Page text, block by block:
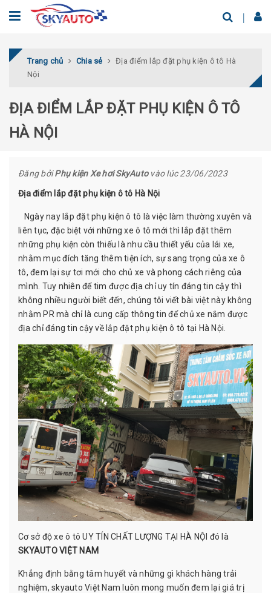
Trang chủ Chia sẻ
Địa điểm lắp đặt phụ kiện ô tô Hà
Nội
ĐỊA ĐIỂM LẮP ĐẶT PHỤ KIỆN Ô TÔ
HÀ NỘI
Đăng bởiPhụ kiện Xe hơi SkyAutovào lúc 23/06/2023
Địa điểm lắp đặt phụ kiện ô tô Hà Nội
Ngày nay lắp đặt phụ kiện ô tô là việc làm thường xuyên và
liên tục, đặc biệt với những xe ô tô mới thì lắp đặt thêm
những phụ kiện còn thiếu là nhu cầu thiết yếu của lái xe,
nhằm mục đích tăng thêm tiện ích, sự sang trọng của xe ô
tô, đem lại sự tơi mới cho chủ xe và phong cách riêng của
mình. Tuy nhiên để tim được địa chỉ uy tín đáng tin cậy thì
không nhiều người biết đến, chúng tôi viết bài việt này không
nhằm PR mà chỉ là cung cấp thông tin để chủ xe nắm được
địa chỉ đáng tin cậy về lắp đặt phụ kiện ô tô tại Hà Nội.
Cơ sở độ xe ô tô UY TÍN CHẤT LƯỢNG TẠI HÀ NỘI đó là
SKYAUTO VIỆT NAM
Khẳng định bằng tâm huyết và những gì khách hàng trải
nghiệm, skyauto Việt Nam luôn mong muốn đem lại giá trị